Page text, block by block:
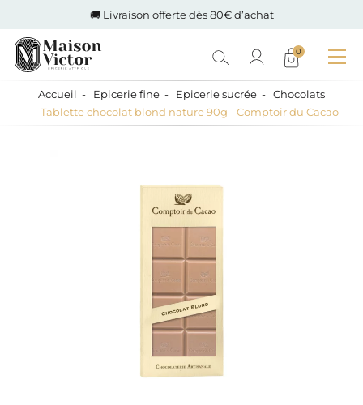
🚚 Livraison offerte dès 80€ d’achat
0
Accueil Epicerie fine Epicerie sucrée
Chocolats
Tablette chocolat blond nature 90g - Comptoir du Cacao